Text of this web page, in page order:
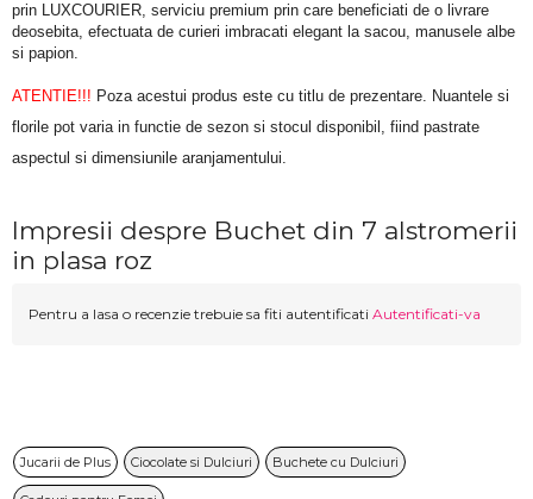
prin LUXCOURIER, serviciu premium prin care beneficiati de o livrare
deosebita, efectuata de curieri imbracati elegant la sacou, manusele albe
si papion.
ATENTIE!!! Poza acestui produs este cu titlu de prezentare. Nuantele si
florile pot varia in functie de sezon si stocul disponibil, fiind pastrate
aspectul si dimensiunile aranjamentului.
Impresii despre Buchet din 7 alstromerii
in plasa roz
Pentru a lasa o recenzie trebuie sa fiti autentificati Autentificati-va
Jucarii de Plus Ciocolate si Dulciuri Buchete cu Dulciuri